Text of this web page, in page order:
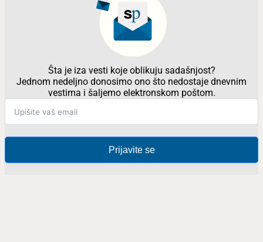
Šta je iza vesti koje oblikuju sadašnjost?
Jednom nedeljno donosimo ono što nedostaje dnevnim
vestima i šaljemo elektronskom poštom.
Prijavite se